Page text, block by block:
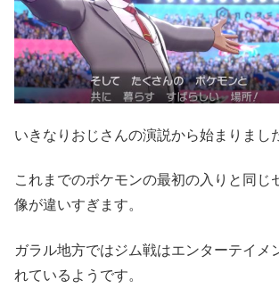
いきなりおじさんの演説から始まりまし
これまでのポケモンの最初の入りと同じ
像が違いすぎます。
ガラル地方ではジム戦はエンターテイメ
れているようです。